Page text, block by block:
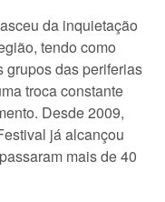
da inquietação
tendo como
grupos das periferias
troca constante
Desde 2009,
já alcançou
mais de 40